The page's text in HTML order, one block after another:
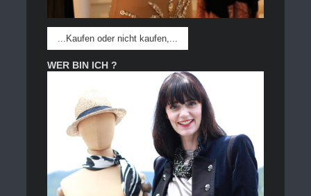
...Kaufen oder nicht kaufen,...
WER BIN ICH ?